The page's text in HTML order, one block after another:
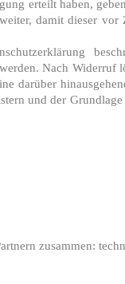
erteilt haben,
damit dieser
Nach
und der
zusammen: